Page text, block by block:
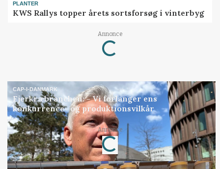
PLANTER
KWS Rallys topper årets sortsforsøg i vinterbyg
Annonce
Loading...
CAP-I-DANMARK
Fjerkræbranchen: - Vi forlanger ens
konkurrence- og produktionsvilkår
Annonce
Loading...